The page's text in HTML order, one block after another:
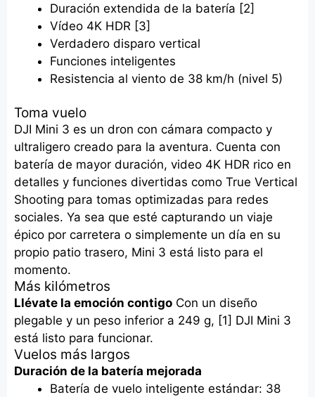
Duración extendida de la batería [2]
Vídeo 4K HDR [3]
Verdadero disparo vertical
Funciones inteligentes
Resistencia al viento de 38 km/h (nivel 5)
Toma vuelo
DJI Mini 3 es un dron con cámara compacto y
ultraligero creado para la aventura. Cuenta con
batería de mayor duración, video 4K HDR rico en
detalles y funciones divertidas como True Vertical
Shooting para tomas optimizadas para redes
sociales. Ya sea que esté capturando un viaje
épico por carretera o simplemente un día en su
propio patio trasero, Mini 3 está listo para el
momento.
Más kilómetros
Llévate la emoción contigo Con un diseño
plegable y un peso inferior a 249 g, [1] DJI Mini 3
está listo para funcionar.
Vuelos más largos
Duración de la batería mejorada
Batería de vuelo inteligente estándar: 38